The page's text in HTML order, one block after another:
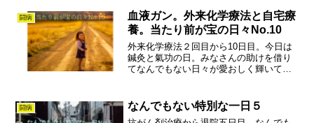
闘病
血液ガン。外来化学療法と自宅療
養。当たり前が宝の日々No.10
外来化学療法２回目から10日目。今日は
鍼灸と氣功の日。みなさんの助けを借り
てなんでもない日々が愛おしく輝いてい
闘病 なんでもない特別な一日５